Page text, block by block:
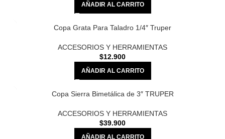
AÑADIR AL CARRITO
Copa Grata Para Taladro 1/4″ Truper
ACCESORIOS Y HERRAMIENTAS
$12.900
AÑADIR AL CARRITO
Copa Sierra Bimetálica de 3″ TRUPER
ACCESORIOS Y HERRAMIENTAS
$39.900
AÑADIR AL CARRITO